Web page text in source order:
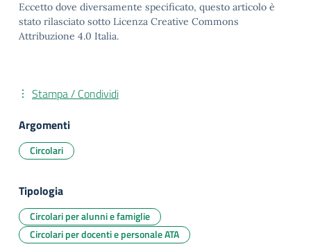
Eccetto dove diversamente specificato, questo articolo è
stato rilasciato sotto Licenza Creative Commons
Attribuzione 4.0 Italia.
Stampa / Condividi
Argomenti
Circolari
Tipologia
Circolari per alunni e famiglie
Circolari per docenti e personale ATA